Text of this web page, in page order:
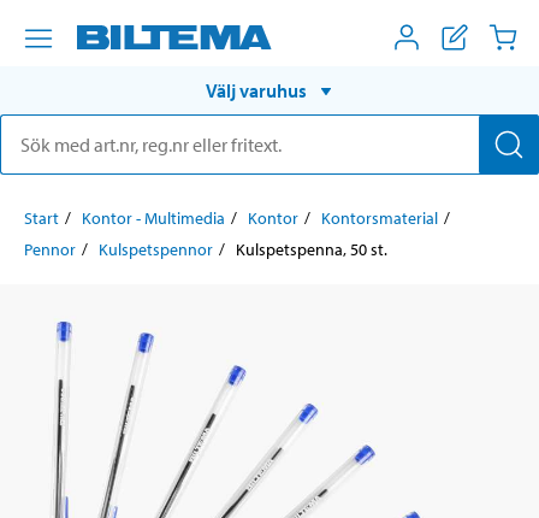
Välj varuhus
Start Kontor - Multimedia Kontor
Kontorsmaterial
Pennor
Kulspetspennor Kulspetspenna, 50 st.